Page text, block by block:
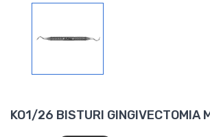
KO1/26 BISTURI GINGIVECTOMIA